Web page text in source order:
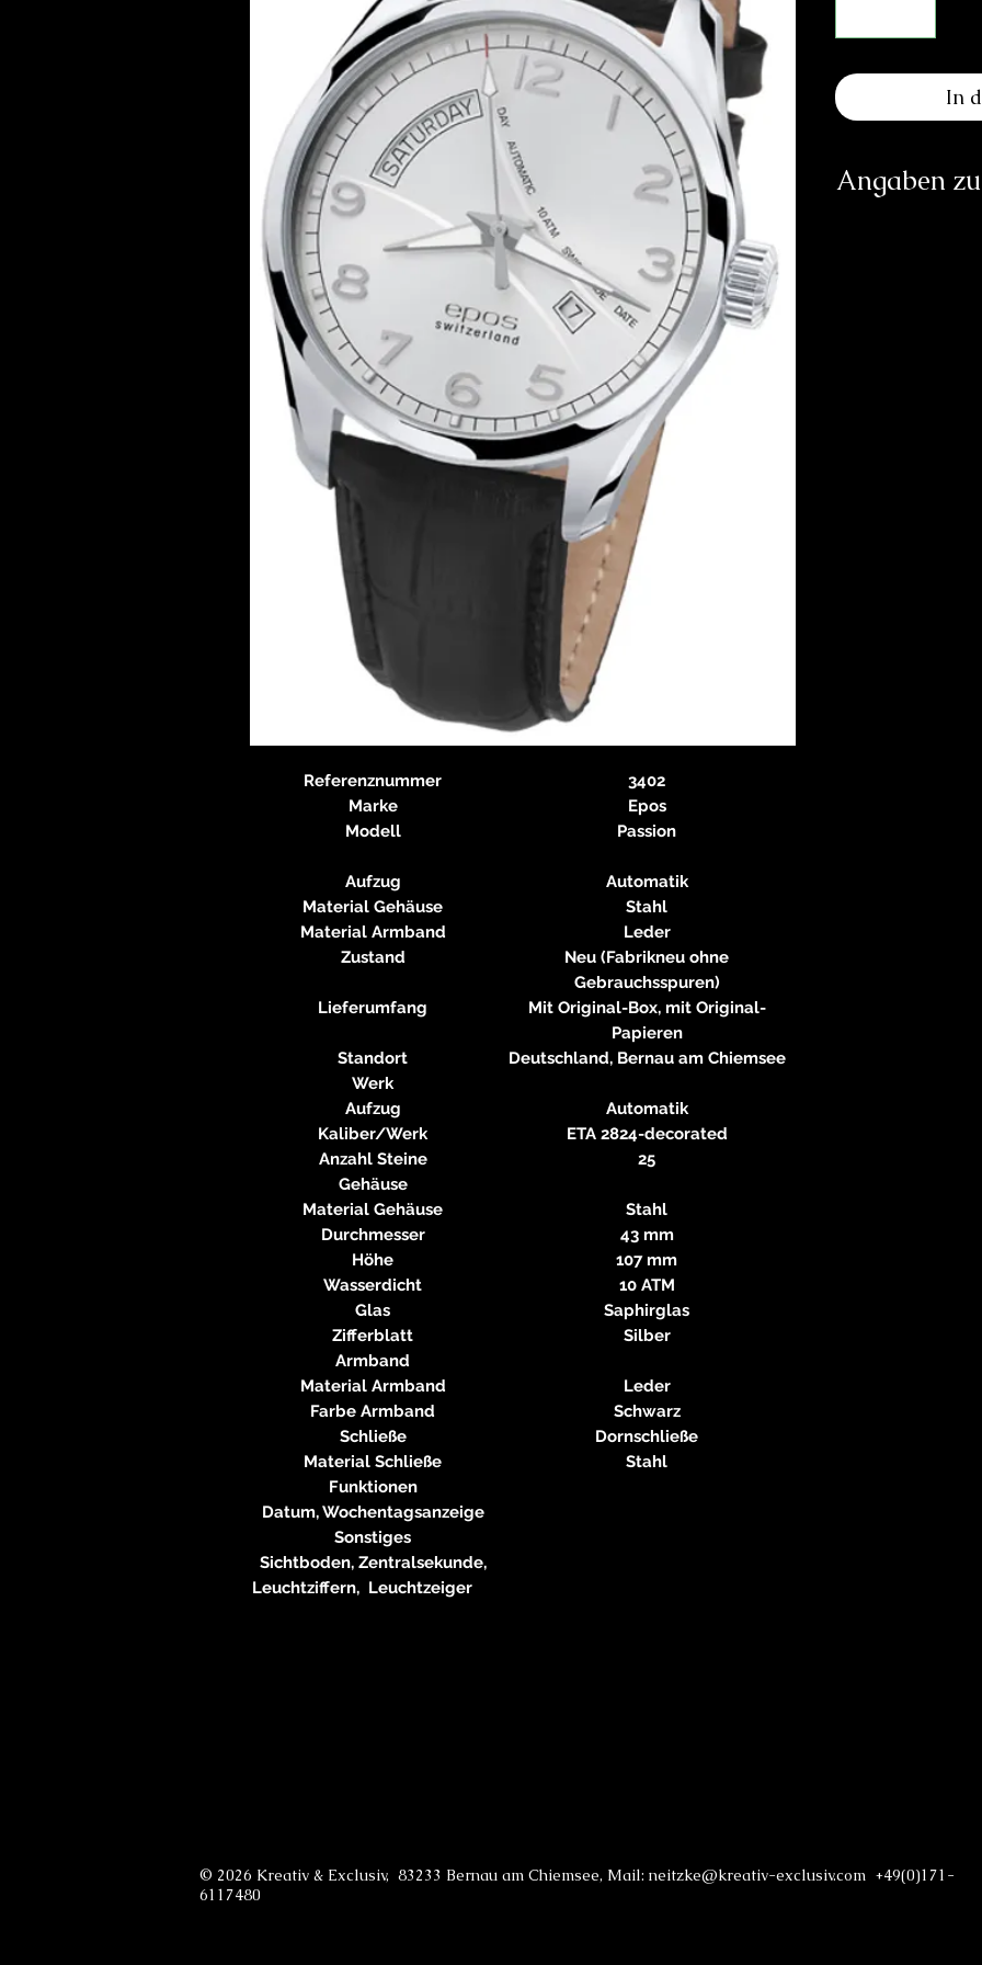
Referenznummer
3402
Marke
Epos
Modell
Passion
Aufzug
Automatik
Material Gehäuse
Stahl
Material Armband
Leder
Zustand
Neu (Fabrikneu ohne
Gebrauchsspuren)
Lieferumfang
Mit Original-Box, mit Original-
Papieren
Standort
Deutschland, Bernau am Chiemsee
Werk
Aufzug
Automatik
Kaliber/Werk
ETA 2824-decorated
Anzahl Steine
25
Gehäuse
Material Gehäuse
Stahl
Durchmesser
43 mm
Höhe
107 mm
Wasserdicht
10 ATM
Glas
Saphirglas
Zifferblatt
Silber
Armband
Material Armband
Leder
Farbe Armband
Schwarz
Schließe
Dornschließe
Material Schließe
Stahl
Funktionen
Datum, Wochentagsanzeige
Sonstiges
Sichtboden, Zentralsekunde,
Leuchtziffern, Leuchtzeiger
In
Angaben
© 2026 Kreativ & Exclusiv, 83233 Bernau am Chiemsee, Mail: neitzke@kreativ-exclusiv.com +49(0)171-
6117480